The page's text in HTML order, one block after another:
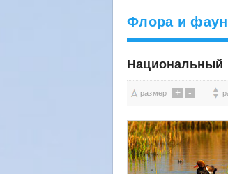
Флора и
Национальный
размер + -